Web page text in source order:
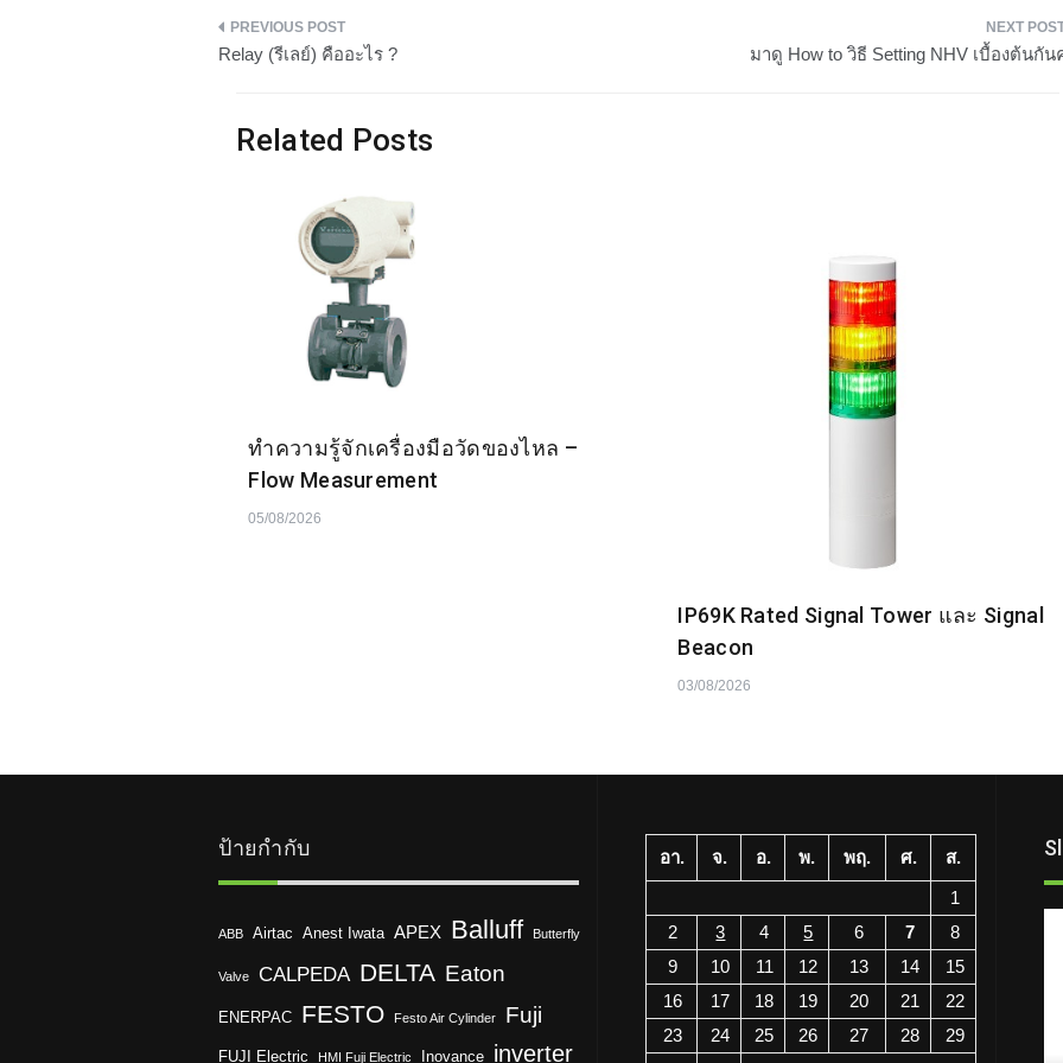
แนะแนว
Relay (รีเลย์) คืออะไร ? มาดู How to วิธี Setting NHV เบื้องต้นกัน
Related Posts
ทำความรู้จักเครื่องมือวัดของไหล –
Flow Measurement
05/08/2026
IP69K Rated Signal Tower และ Signal
Beacon
03/08/2026
ป้ายกำกับ
ABB Airtac Anest Iwata APEX Balluff Butterfly
Valve CALPEDA DELTA Eaton
ENERPAC FESTO Festo Air Cylinder Fuji
FUJI Electric HMI Fuji Electric Inovance inverter
อา. จ. อ. พ. พฤ. ศ.
ส.
1
2
3 4 5 6 7
8
9
10 11 12 13 14
15
16
17 18 19 20 21
22
23
24 25 26 27 28
29
ความรู้
ทำความรู้จักกับ Inverter
Mitsubishi